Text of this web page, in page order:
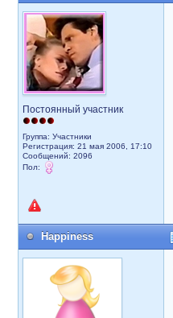
Постоянный участник
Группа: Участники
Регистрация: 21 мая 2006, 17:10
Сообщений: 2096
Пол:
Happiness